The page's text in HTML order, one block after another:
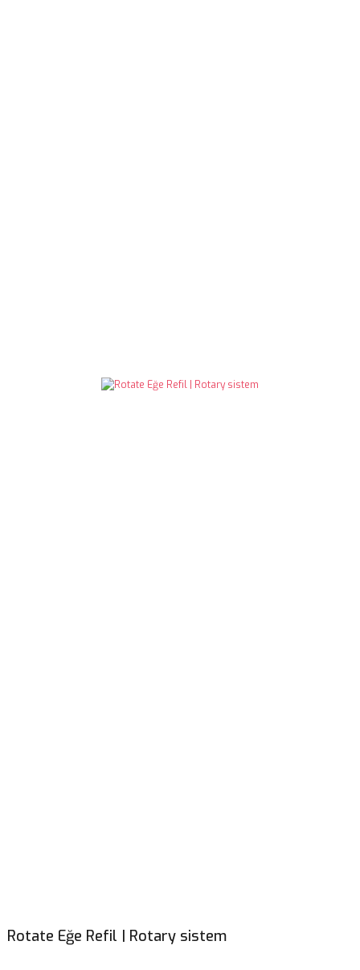
Rotate Eğe Refil | Rotary sistem